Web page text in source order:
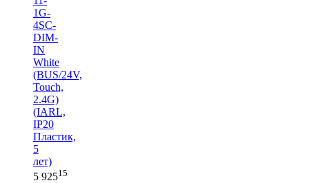
1G-
4SC-
DIM-
IN
White
(BUS/24V,
Touch,
2.4G)
(IARL,
IP20
Пластик,
5
лет)
5 92515